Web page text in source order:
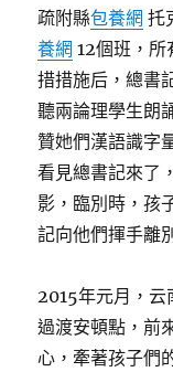
疏附縣包養網 托
養網 12個班，所
措措施后，總書
聽兩論理學生朗
贊她們漢語識字
看見總書記來了
影，臨別時，孩
記向他們揮手離
2015年元月，云
過渡安頓點，前
心，牽著孩子們